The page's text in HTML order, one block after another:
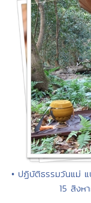
• ปฏิบัติธรรมวันแม่ แ
15 สิง